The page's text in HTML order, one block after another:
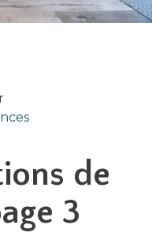
de
3